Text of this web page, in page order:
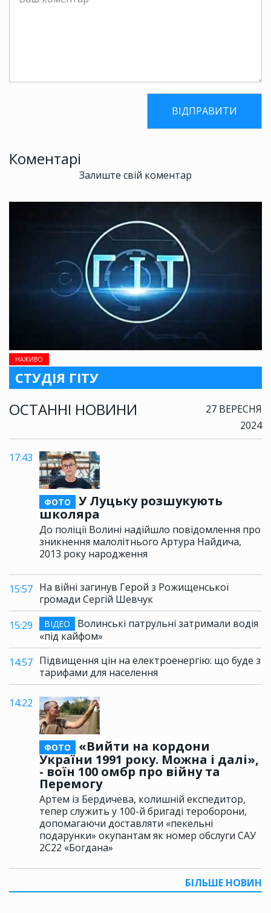
НАЖИВО
СТУДІЯ ГІТУ
ОСТАННІ НОВИНИ
27 ВЕРЕСНЯ
2024
17:43
ФОТО
У Луцьку розшукують
школяра
До поліції Волині надійшло повідомлення про
зникнення малолітнього Артура Найдича,
2013 року народження
15:57 На війні загинув Герой з Рожищенської
громади Сергій Шевчук
15:29
ВІДЕО
Волинські патрульні затримали водія
«під кайфом»
14:57 Підвищення цін на електроенергію: що буде з
тарифами для населення
14:22
ФОТО
«Вийти на кордони
України 1991 року. Можна і далі»,
- воїн 100 омбр про війну та
Перемогу
Артем із Бердичева, колишній експедитор,
тепер служить у 100-й бригаді тероборони,
допомагаючи доставляти «пекельні
подарунки» окупантам як номер обслуги САУ
2С22 «Богдана»
БІЛЬШЕ НОВИН
Коментарі
Залиште свій коментар